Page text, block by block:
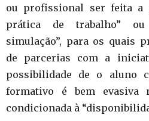
ou profissional ser feita a
prática de trabalho”
simulação”, para os quais
de parcerias com a
possibilidade de o aluno
formativo é bem evasiva
condicionada à